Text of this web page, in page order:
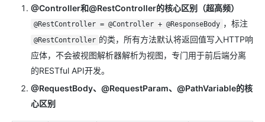
@Controller和@RestController的核心区别（超高频）
@RestController = @Controller + @ResponseBody ，标注
@RestController 的类，所有方法默认将返回值写入HTTP响
应体，不会被视图解析器解析为视图，专门用于前后端分离
的RESTful API开发。
@RequestBody、@RequestParam、@PathVariable的核
心区别